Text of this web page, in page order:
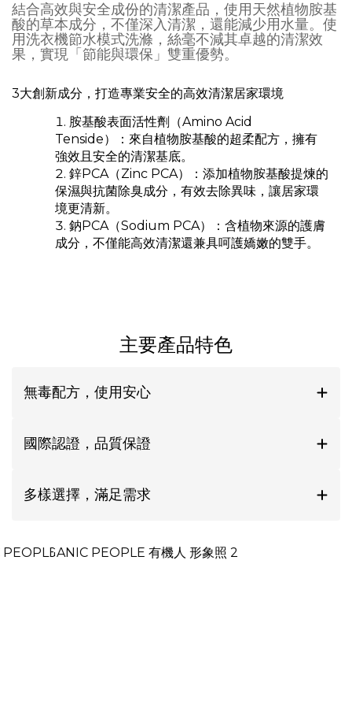
結合高效與安全成份的清潔產品，使用天然植物胺基
酸的草本成分，不僅深入清潔，還能減少用水量。使
用洗衣機節水模式洗滌，絲毫不減其卓越的清潔效
果，實現「節能與環保」雙重優勢。
3大創新成分，打造專業安全的高效清潔居家環境
胺基酸表面活性劑（Amino Acid
Tenside）：來自植物胺基酸的超柔配方，擁有
強效且安全的清潔基底。
鋅PCA（Zinc PCA）：添加植物胺基酸提煉的
保濕與抗菌除臭成分，有效去除異味，讓居家環
境更清新。
鈉PCA（Sodium PCA）：含植物來源的護膚
成分，不僅能高效清潔還兼具呵護嬌嫩的雙手。
主要產品特色
無毒配方，使用安心
國際認證，品質保證
多樣選擇，滿足需求